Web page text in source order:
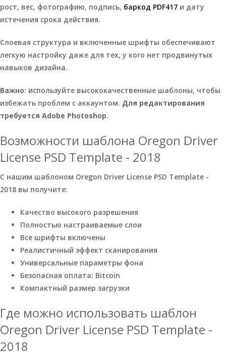
рост, вес, фотографию, подпись, баркод PDF417 и дату
истечения срока действия.
Слоевая структура и включенные шрифты обеспечивают
легкую настройку даже для тех, у кого нет продвинутых
навыков дизайна.
Важно: используйте высококачественные шаблоны, чтобы
избежать проблем с аккаунтом. Для редактирования
требуется Adobe Photoshop.
Возможности шаблона Oregon Driver
License PSD Template - 2018
С нашим шаблоном Oregon Driver License PSD Template -
2018 вы получите:
Качество высокого разрешения
Полностью настраиваемые слои
Все шрифты включены
Реалистичный эффект сканирования
Универсальные параметры фона
Безопасная оплата: Bitcoin
Компактный размер загрузки
Где можно использовать шаблон
Oregon Driver License PSD Template -
2018